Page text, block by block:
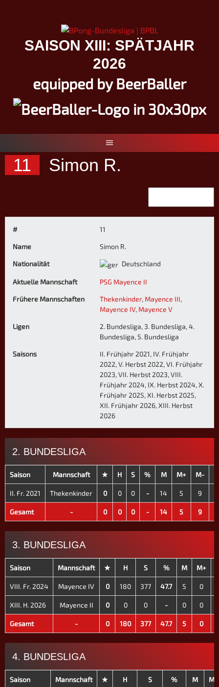
SAISON XIII: SPÄTJAHR
2026
equipped by BeerBaller
11 Simon R.
# 11
Name Simon R.
Nationalität Deutschland
Aktuelle Mannschaft PSG Mayence II
Frühere Mannschaften Thekenkinder, Mayence III,
Mayence IV, Mayence V
Ligen
2. Bundesliga, 3. Bundesliga, 4.
Bundesliga, 5. Bundesliga
Saisons
II. Frühjahr 2021, IV. Frühjahr
2022, V. Herbst 2022, VI. Frühjahr
2023, VII. Herbst 2023, VIII.
Frühjahr 2024, IX. Herbst 2024, X.
Frühjahr 2025, XI. Herbst 2025,
XII. Frühjahr 2026, XIII. Herbst
2026
2. BUNDESLIGA
Saison Mannschaft ★ H S % M M+ M-
II. Fr. 2021 Thekenkinder 0 0 0 - 14 5 9
Gesamt - 0 0 0 - 14 5 9
3. BUNDESLIGA
Saison Mannschaft ★ H S % M M+
VIII. Fr. 2024 Mayence IV 0 180 377 47.7 5 0
XIII. H. 2026 Mayence II 0 0 0 - 0 0
Gesamt - 0 180 377 47.7 5 0
4. BUNDESLIGA
Saison Mannschaft ★ H S % M M+